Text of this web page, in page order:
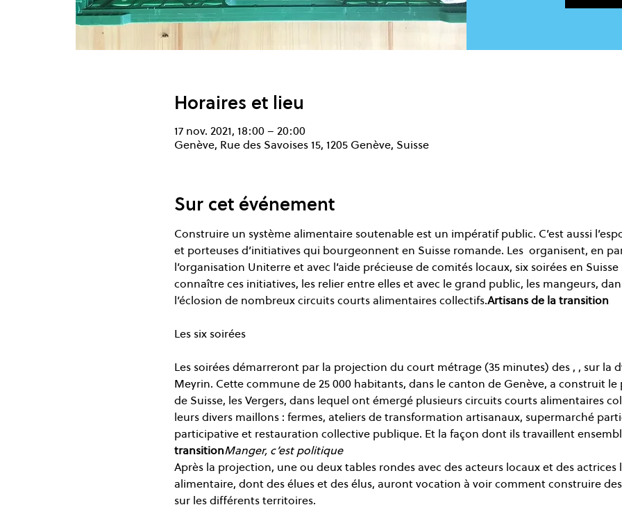
Horaires et lieu
17 nov. 2021, 18:00 – 20:00
Genève, Rue des Savoises 15, 1205 Genève, Suisse
Sur cet événement
Construire un système alimentaire soutenable est un impératif public. C’est aussi
et porteuses d’initiatives qui bourgeonnent en Suisse romande. Les organisent, en
l’organisation Uniterre et avec l’aide précieuse de comités locaux, six soirées en
connaître ces initiatives, les relier entre elles et avec le grand public, les mangeurs,
l’éclosion de nombreux circuits courts alimentaires collectifs.Artisans de la transition
Les six soirées
Les soirées démarreront par la projection du court métrage (35 minutes) des , , sur la
Meyrin. Cette commune de 25 000 habitants, dans le canton de Genève, a construit
de Suisse, les Vergers, dans lequel ont émergé plusieurs circuits courts alimentaires
leurs divers maillons : fermes, ateliers de transformation artisanaux, supermarché
participative et restauration collective publique. Et la façon dont ils travaillent
transitionManger, c’est politique
Après la projection, une ou deux tables rondes avec des acteurs locaux et des
alimentaire, dont des élues et des élus, auront vocation à voir comment construire
sur les différents territoires.